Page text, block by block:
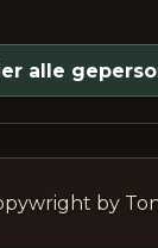
alle
by